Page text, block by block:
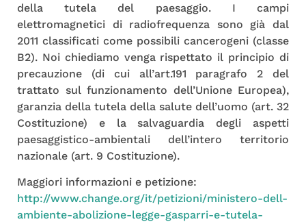
della tutela del paesaggio. I campi
elettromagnetici di radiofrequenza sono già dal
2011 classificati come possibili cancerogeni (classe
B2). Noi chiediamo venga rispettato il principio di
precauzione (di cui all’art.191 paragrafo 2 del
trattato sul funzionamento dell’Unione Europea),
garanzia della tutela della salute dell’uomo (art. 32
Costituzione) e la salvaguardia degli aspetti
paesaggistico-ambientali dell’intero territorio
nazionale (art. 9 Costituzione).
Maggiori informazioni e petizione:
http://www.change.org/it/petizioni/ministero-dell-
ambiente-abolizione-legge-gasparri-e-tutela-